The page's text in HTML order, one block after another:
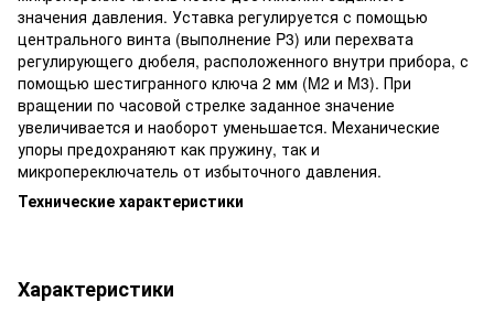
значения давления. Уставка регулируется с помощью
центрального винта (выполнение P3) или перехвата
регулирующего дюбеля, расположенного внутри прибора, с
помощью шестигранного ключа 2 мм (M2 и M3). При
вращении по часовой стрелке заданное значение
увеличивается и наоборот уменьшается. Механические
упоры предохраняют как пружину, так и
микропереключатель от избыточного давления.
Технические характеристики
Характеристики